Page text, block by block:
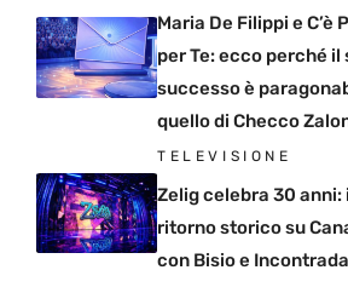
Maria De Filippi e C’è
per Te: ecco perché il
successo è
quello di Checco
TELEVISIONE
Zelig celebra 30 anni:
ritorno storico su
con Bisio e Incontrada